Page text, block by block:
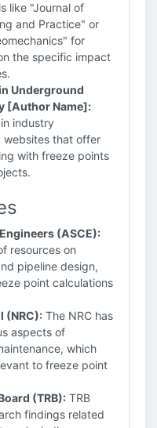
like "Journal of
and Practice" or
for
the specific impact
Underground
[Author Name]:
industry
websites that offer
with freeze points
(ASCE):
resources on
pipeline design,
point calculations
(NRC): The NRC has
aspects of
which
to freeze point
(TRB): TRB
findings related